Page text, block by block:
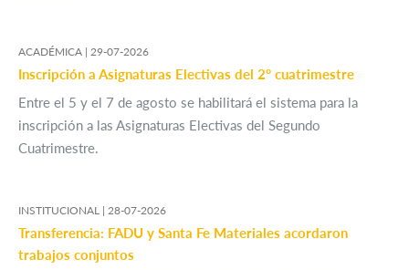
ACADÉMICA | 29-07-2026
Inscripción a Asignaturas Electivas del 2° cuatrimestre
Entre el 5 y el 7 de agosto se habilitará el sistema para la
inscripción a las Asignaturas Electivas del Segundo
Cuatrimestre.
INSTITUCIONAL | 28-07-2026
Transferencia: FADU y Santa Fe Materiales acordaron
trabajos conjuntos